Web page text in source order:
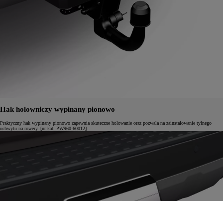
Hak holowniczy wypinany pionowo
Praktyczny hak wypinany pionowo zapewnia skuteczne holowanie oraz pozwala na zainstalowanie tylnego
uchwytu na rowery. [nr kat. PW960-60012]